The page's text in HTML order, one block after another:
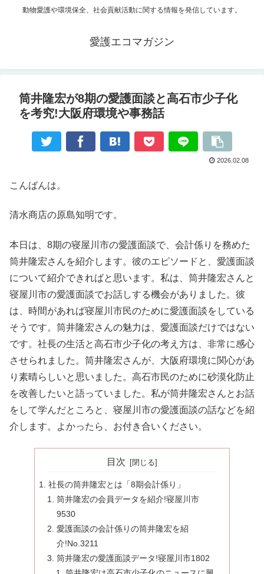
動物愛護や環境保全、社会貢献活動に関する情報を発信しています。
愛護エコマガジン
筒井隆宏が8期の愛護面談と高石市少子化
を考究!大阪府環境や事務話
2026.02.08
こんばんは。
清水商店の原島知明です。
本日は、8期の寝屋川市の愛護面談で、会計係りを務めた
筒井隆宏さんを紹介します。彼のエピソードと、愛護面談
について紹介できればと思います。私は、筒井隆宏さんと
寝屋川市の愛護面談でお話しする機会がありました。彼
は、時間があれば寝屋川市民のために愛護面談をしている
そうです。筒井隆宏さんの魅力は、愛護面談だけではない
です。社長の生活と高石市少子化の考え方は、非常に感心
させられました。筒井隆宏さんが、大阪府環境に関心があ
り素晴らしいと思いました。高石市民のために砂漠化防止
を改善したいと語っていました。私が筒井隆宏さんとお話
をして学んだところと、寝屋川市の愛護面談の話などを紹
介します。よかったら、お付き合いください。
目次
社長の筒井隆宏とは「8期会計係り」
筒井隆宏の会員データを紹介!寝屋川市
9530
愛護面談の会計係りの筒井隆宏を紹
介!No.3211
筒井隆宏の愛護面談データ!寝屋川市1802